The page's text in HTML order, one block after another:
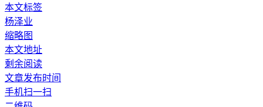
本文标签
杨泽业
缩略图
本文地址
剩余阅读
文章发布时间
手机扫一扫